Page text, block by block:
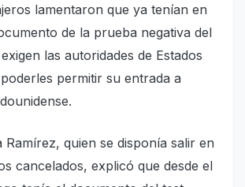
lamentaron que ya tenían en
de la prueba negativa del
las autoridades de Estados
permitir su entrada a
Ramírez, quien se disponía salir en
cancelados, explicó que desde el